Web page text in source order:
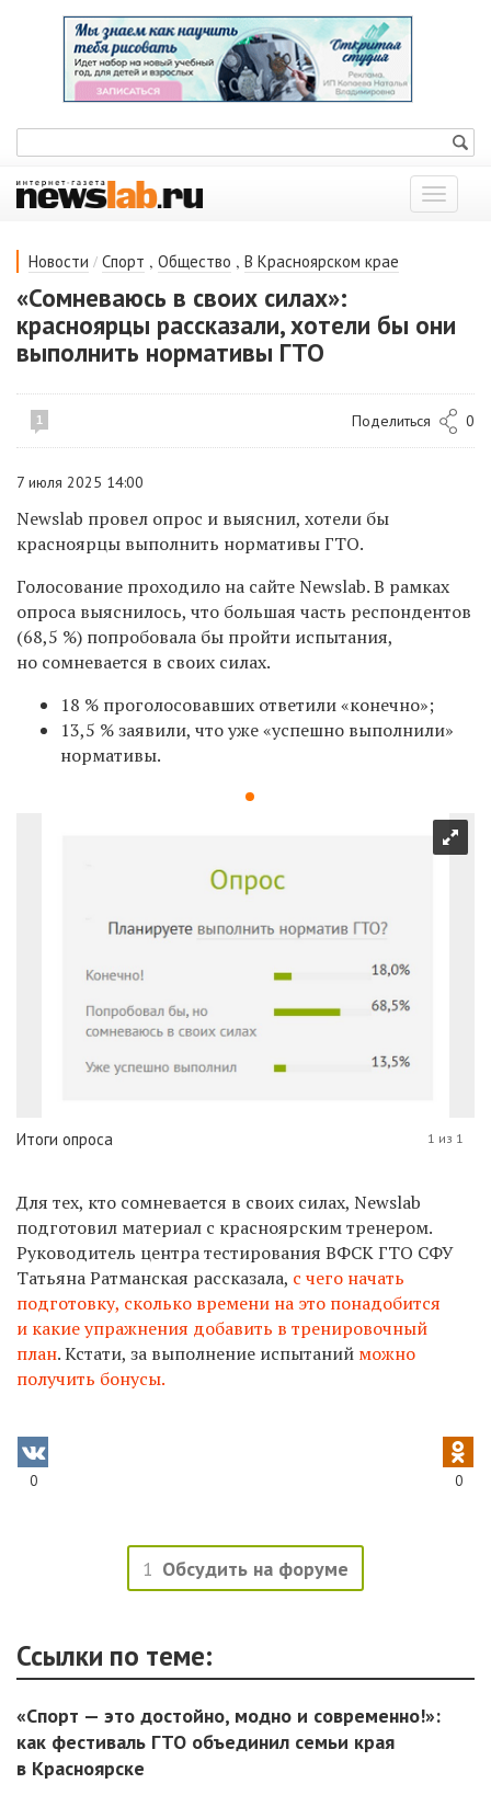
Показать
меню
Новости / Спорт , Общество , В Красноярском крае
«Сомневаюсь в своих силах»:
красноярцы рассказали, хотели бы они
выполнить нормативы ГТО
1 Поделиться 0
7 июля 2025 14:00
Newslab провел опрос и выяснил, хотели бы
красноярцы выполнить нормативы ГТО.
Голосование проходило на сайте Newslab. В рамках
опроса выяснилось, что большая часть респондентов
(68,5 %) попробовала бы пройти испытания,
но сомневается в своих силах.
18 % проголосовавших ответили «конечно»;
13,5 % заявили, что уже «успешно выполнили»
нормативы.
Итоги опроса 1 из 1
Для тех, кто сомневается в своих силах, Newslab
подготовил материал с красноярским тренером.
Руководитель центра тестирования ВФСК ГТО СФУ
Татьяна Ратманская рассказала, с чего начать
подготовку, сколько времени на это понадобится
и какие упражнения добавить в тренировочный
план. Кстати, за выполнение испытаний можно
получить бонусы.
0 0
1 Обсудить на форуме
Ссылки по теме:
«Спорт — это достойно, модно и современно!»:
как фестиваль ГТО объединил семьи края
в Красноярске